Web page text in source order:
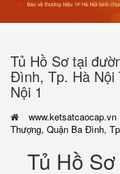
Tủ Hồ Sơ tại
Đình, Tp. Hà Nội
Nội 1
www.ketsatcaocap.vn
Thượng, Quận Ba Đình,
Tủ Hồ